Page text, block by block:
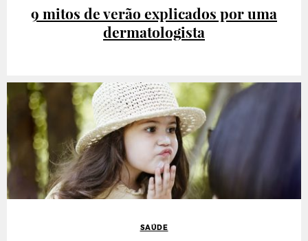
9 mitos de verão explicados por uma
dermatologista
SAÚDE